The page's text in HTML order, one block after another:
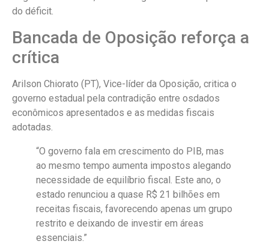
do déficit.
Bancada de Oposição reforça a
crítica
Arilson Chiorato (PT), Vice-líder da Oposição, critica o
governo estadual pela contradição entre osdados
econômicos apresentados e as medidas fiscais
adotadas.
“O governo fala em crescimento do PIB, mas
ao mesmo tempo aumenta impostos alegando
necessidade de equilíbrio fiscal. Este ano, o
estado renunciou a quase R$ 21 bilhões em
receitas fiscais, favorecendo apenas um grupo
restrito e deixando de investir em áreas
essenciais.”